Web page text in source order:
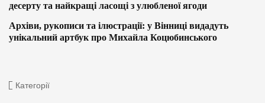
десерту та найкращі ласощі з улюбленої ягоди
Архіви, рукописи та ілюстрації: у Вінниці видадуть
унікальний артбук про Михайла Коцюбинського
Категорії